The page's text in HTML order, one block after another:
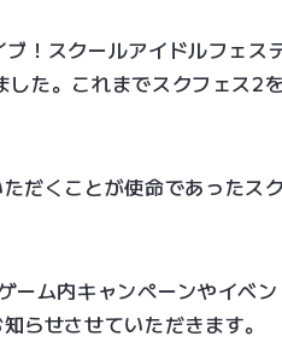
！スクールアイドルフェス
た。これまでスクフェス2
だくことが使命であったス
ーム内キャンペーンやイベ
らせさせていただきます。